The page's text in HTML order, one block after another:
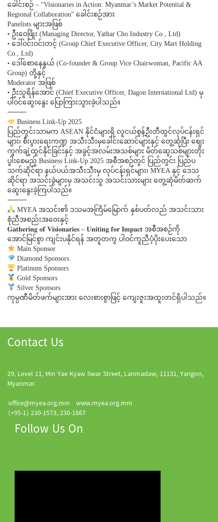
ခေါင်းစဉ် – “Visionaries in Action: Myanmar’s Market Potential &
Regional Collaboration” ခေါင်းစဉ်အား
Panelists များအဖြစ်
• ဦးဝေဖြိုး (Managing Director, Yathar Cho Industry Co., Ltd)
• ဒေါ်ဝင်းဝင်းတင့် (Group Chief Executive Officer, City Mart Holding
Co., Ltd)
• ဒေါ်စောနေနွယ် (Co-founder & Group Vice Chairwoman, Pacific AA
Group) တို့နှင့်
Moderator အဖြစ်
• ဦးသူရိန်အောင် (Chief Executive Officer, Dagon International Ltd) မှ
ပါဝင်ဆွေးနွေး ပြောကြားသွားခဲ့ပါသည်။
⸻
Business Link-Up 2025
ပြည်တွင်းသာမက ASEAN နိုင်ငံများရှိ လူငယ်စွန့်ဦးတီထွင်လုပ်ငန်းရှင်
များ၊ စီးပွားရေးကဏ္ဍ အသီးသီးမှခေါင်းဆောင်များနှင့် တွေ့ဆုံပြီး စျေး
ကွက်ချဲ့ထွင်နိုင်ခြင်းနှင့် အခွင့်အလမ်းအသစ်များ မိတ်ဆွေသစ်များတိုး
ပွါးစေမည့် Business Link-Up 2025 အစီအစဉ်တွင် ပြည်တွင်း ပြည်ပ
သက်ဆိုင်ရာ နယ်ပယ်အသီးသီးမှ လုပ်ငန်းရှင်များ၊ MYEA နှင့် ဒေသ
ဆိုင်ရာ အသင်းခွဲများမှ အသင်းသူ အသင်းသားများ တွေ့ဆုံမိတ်ဆက်
ဆွေးနွေးခဲ့ကြပါသည်။
⸻
MYEA အသင်း၏ ဒသမအကြိမ်မြောက် နှစ်ပတ်လည် အသင်းသား
စုံညီအစည်းအဝေးနှင့်
𝐆𝐚𝐭𝐡𝐞𝐫𝐢𝐧𝐠 𝐨𝐟 𝐕𝐢𝐬𝐢𝐨𝐧𝐚𝐫𝐢𝐞𝐬 – 𝐔𝐧𝐢𝐭𝐢𝐧𝐠 𝐟𝐨𝐫 𝐈𝐦𝐩𝐚𝐜𝐭 အစီအစဉ်ကို
အောင်မြင်စွာ ကျင်းပနိုင်ရန် အတူတကွ ပါဝင်ကူညီပံ့ပိုးပေးသော
Main Sponsor
Diamond Sponsors
Platinum Sponsors
Gold Sponsors
Silver Sponsors
ကုမ္ပဏီမိတ်ဖက်များအား လေးစားစွာဖြင့် ကျေးဇူးအထူးတင်ရှိပါသည်။
Contact Us
29, Level 11, Min Yae Kyaw Swar Street, Lanmadaw, 11131, Yangon,
Myanmar.
office@myea.org.mm www.myea.org.mm
(+95-1) 230-1573, 230-1867
Follow Us On